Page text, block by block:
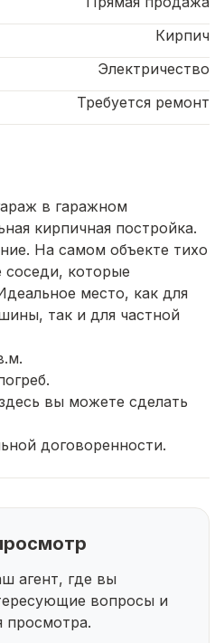
Кирпич
Электричество
Требуется ремонт
в гаражном
кирпичная постройка.
На самом объекте тихо
которые
место, как для
так и для частной
вы можете сделать
договоренности.
агент, где вы
вопросы и
просмотра.